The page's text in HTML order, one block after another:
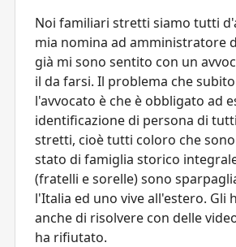
Noi familiari stretti siamo tutti
mia nomina ad amministratore
già mi sono sentito con un
il da farsi. Il problema che
l'avvocato è che è obbligato ad
identificazione di persona di
stretti, cioè tutti coloro che
stato di famiglia storico
(fratelli e sorelle) sono
l'Italia ed uno vive all'estero. Gli
anche di risolvere con delle
ha rifiutato.